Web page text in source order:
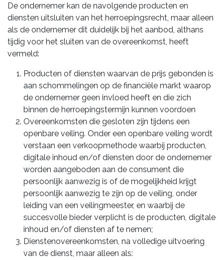
De ondernemer kan de navolgende producten en
diensten uitsluiten van het herroepingsrecht, maar alleen
als de ondernemer dit duidelijk bij het aanbod, althans
tijdig voor het sluiten van de overeenkomst, heeft
vermeld:
Producten of diensten waarvan de prijs gebonden is
aan schommelingen op de financiële markt waarop
de ondernemer geen invloed heeft en die zich
binnen de herroepingstermijn kunnen voordoen
Overeenkomsten die gesloten zijn tijdens een
openbare veiling. Onder een openbare veiling wordt
verstaan een verkoopmethode waarbij producten,
digitale inhoud en/of diensten door de ondernemer
worden aangeboden aan de consument die
persoonlijk aanwezig is of de mogelijkheid krijgt
persoonlijk aanwezig te zijn op de veiling, onder
leiding van een veilingmeester, en waarbij de
succesvolle bieder verplicht is de producten, digitale
inhoud en/of diensten af te nemen;
Dienstenovereenkomsten, na volledige uitvoering
van de dienst, maar alleen als: